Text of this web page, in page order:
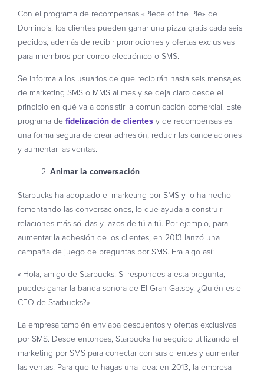
Con el programa de recompensas «Piece of the Pie» de
Domino’s, los clientes pueden ganar una pizza gratis cada seis
pedidos, además de recibir promociones y ofertas exclusivas
para miembros por correo electrónico o SMS.
Se informa a los usuarios de que recibirán hasta seis mensajes
de marketing SMS o MMS al mes y se deja claro desde el
principio en qué va a consistir la comunicación comercial. Este
programa de fidelización de clientes y de recompensas es
una forma segura de crear adhesión, reducir las cancelaciones
y aumentar las ventas.
Animar la conversación
Starbucks ha adoptado el marketing por SMS y lo ha hecho
fomentando las conversaciones, lo que ayuda a construir
relaciones más sólidas y lazos de tú a tú. Por ejemplo, para
aumentar la adhesión de los clientes, en 2013 lanzó una
campaña de juego de preguntas por SMS. Era algo así:
«¡Hola, amigo de Starbucks! Si respondes a esta pregunta,
puedes ganar la banda sonora de El Gran Gatsby. ¿Quién es el
CEO de Starbucks?».
La empresa también enviaba descuentos y ofertas exclusivas
por SMS. Desde entonces, Starbucks ha seguido utilizando el
marketing por SMS para conectar con sus clientes y aumentar
las ventas. Para que te hagas una idea: en 2013, la empresa